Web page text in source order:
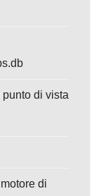
di vista
di